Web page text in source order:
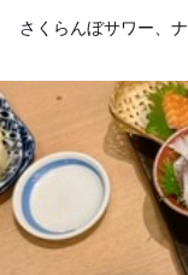
さくらんぼサワー、